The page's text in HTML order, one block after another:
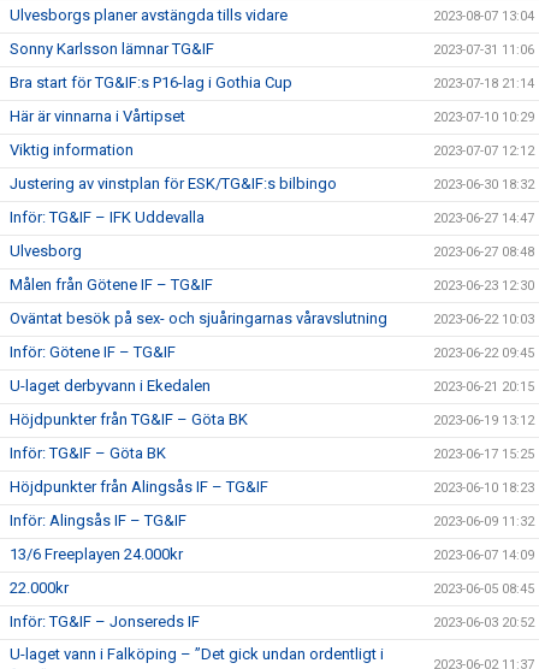
Ulvesborgs planer avstängda tills vidare 2023-08-07 13:04
Sonny Karlsson lämnar TG&IF 2023-07-31 11:06
Bra start för TG&IF:s P16-lag i Gothia Cup 2023-07-18 21:14
Här är vinnarna i Vårtipset 2023-07-10 10:29
Viktig information 2023-07-07 12:12
Justering av vinstplan för ESK/TG&IF:s bilbingo 2023-06-30 18:32
Inför: TG&IF – IFK Uddevalla 2023-06-27 14:47
Ulvesborg 2023-06-27 08:48
Målen från Götene IF – TG&IF 2023-06-23 12:30
Oväntat besök på sex- och sjuåringarnas våravslutning 2023-06-22 10:03
Inför: Götene IF – TG&IF 2023-06-22 09:45
U-laget derbyvann i Ekedalen 2023-06-21 20:15
Höjdpunkter från TG&IF – Göta BK 2023-06-19 13:12
Inför: TG&IF – Göta BK 2023-06-17 15:25
Höjdpunkter från Alingsås IF – TG&IF 2023-06-10 18:23
Inför: Alingsås IF – TG&IF 2023-06-09 11:32
13/6 Freeplayen 24.000kr 2023-06-07 14:09
22.000kr 2023-06-05 08:45
Inför: TG&IF – Jonsereds IF 2023-06-03 20:52
U-laget vann i Falköping – ”Det gick undan ordentligt i
2023-06-02 11:37